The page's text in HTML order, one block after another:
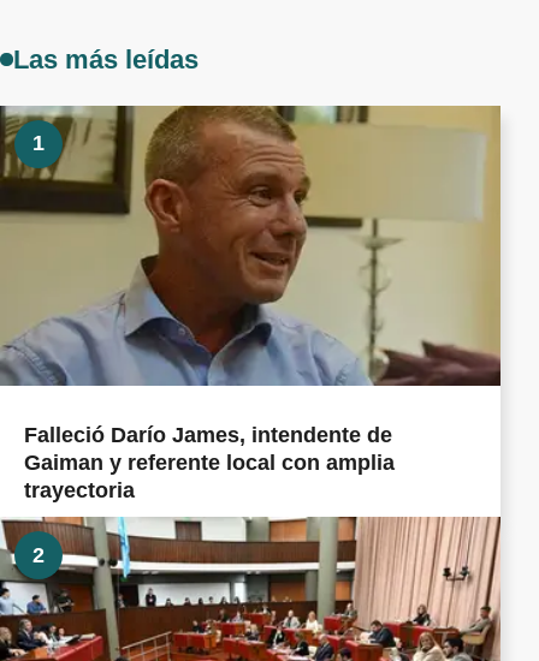
Las más leídas
1
Falleció Darío James, intendente de
Gaiman y referente local con amplia
trayectoria
2